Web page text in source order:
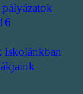
iskolánkban